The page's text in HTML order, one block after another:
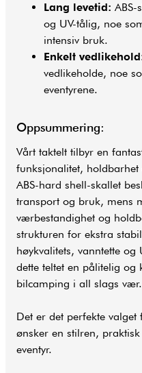
Lang levetid:
og UV-tålig, noe
intensiv bruk.
Enkelt
vedlikeholde, noe
eventyrene.
Oppsummering:
Vårt taktelt tilbyr en
funksjonalitet,
ABS-hard shell-skallet
transport og bruk, mens
værbestandighet og
strukturen for ekstra
høykvalitets, vanntette og
dette teltet en pålitelig
bilcamping i all slags vær.
Det er det perfekte
ønsker en stilren,
eventyr.